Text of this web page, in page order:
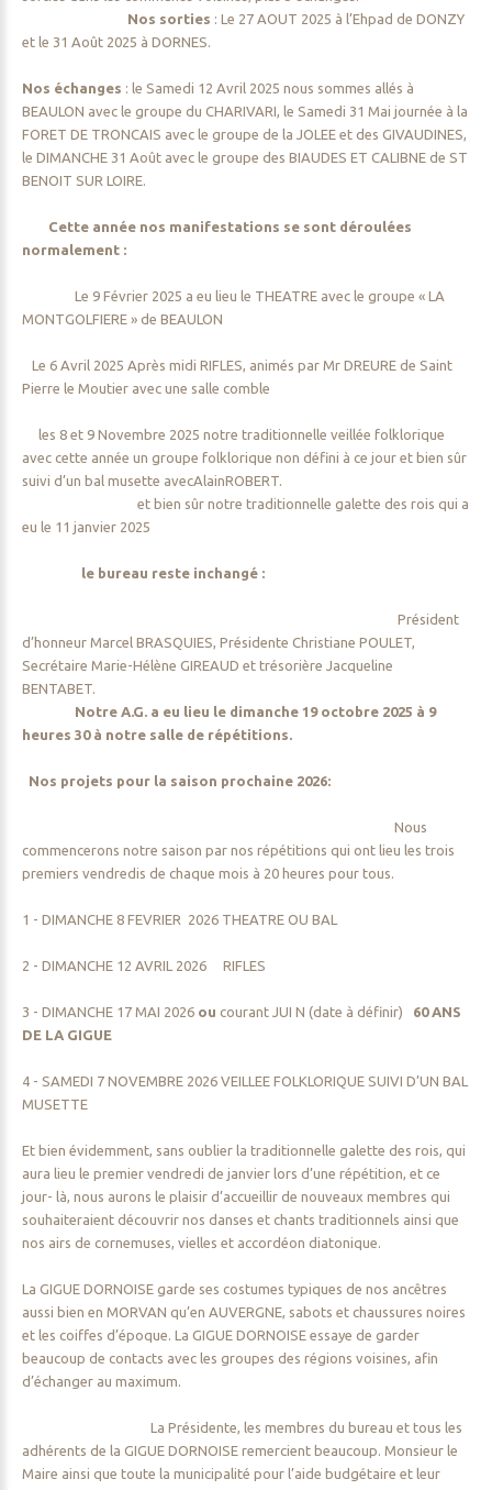
Nos sorties : Le 27 AOUT 2025 à l’Ehpad de DONZY
et le 31 Août 2025 à DORNES.
Nos échanges : le Samedi 12 Avril 2025 nous sommes allés à
BEAULON avec le groupe du CHARIVARI, le Samedi 31 Mai journée à la
FORET DE TRONCAIS avec le groupe de la JOLEE et des GIVAUDINES,
le DIMANCHE 31 Août avec le groupe des BIAUDES ET CALIBNE de ST
BENOIT SUR LOIRE.
Cette année nos manifestations se sont déroulées
normalement :
Le 9 Février 2025 a eu lieu le THEATRE avec le groupe « LA
MONTGOLFIERE » de BEAULON
Le 6 Avril 2025 Après midi RIFLES, animés par Mr DREURE de Saint
Pierre le Moutier avec une salle comble
les 8 et 9 Novembre 2025 notre traditionnelle veillée folklorique
avec cette année un groupe folklorique non défini à ce jour et bien sûr
suivi d’un bal musette avecAlainROBERT.
et bien sûr notre traditionnelle galette des rois qui a
eu le 11 janvier 2025
le bureau reste inchangé :
Président
d’honneur Marcel BRASQUIES, Présidente Christiane POULET,
Secrétaire Marie-Hélène GIREAUD et trésorière Jacqueline
BENTABET.
Notre A.G. a eu lieu le dimanche 19 octobre 2025 à 9
heures 30 à notre salle de répétitions.
Nos projets pour la saison prochaine 2026:
Nous
commencerons notre saison par nos répétitions qui ont lieu les trois
premiers vendredis de chaque mois à 20 heures pour tous.
1 - DIMANCHE 8 FEVRIER 2026 THEATRE OU BAL
2 - DIMANCHE 12 AVRIL 2026 RIFLES
3 - DIMANCHE 17 MAI 2026 ou courant JUI N (date à définir) 60 ANS
DE LA GIGUE
4 - SAMEDI 7 NOVEMBRE 2026 VEILLEE FOLKLORIQUE SUIVI D’UN BAL
MUSETTE
Et bien évidemment, sans oublier la traditionnelle galette des rois, qui
aura lieu le premier vendredi de janvier lors d’une répétition, et ce
jour- là, nous aurons le plaisir d’accueillir de nouveaux membres qui
souhaiteraient découvrir nos danses et chants traditionnels ainsi que
nos airs de cornemuses, vielles et accordéon diatonique.
La GIGUE DORNOISE garde ses costumes typiques de nos ancêtres
aussi bien en MORVAN qu’en AUVERGNE, sabots et chaussures noires
et les coiffes d’époque. La GIGUE DORNOISE essaye de garder
beaucoup de contacts avec les groupes des régions voisines, afin
d’échanger au maximum.
La Présidente, les membres du bureau et tous les
adhérents de la GIGUE DORNOISE remercient beaucoup. Monsieur le
Maire ainsi que toute la municipalité pour l’aide budgétaire et leur